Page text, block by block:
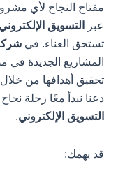
مفتاح النجاح لأي مشروع
عبرالتسويق الإلكتروني
تستحق العناء. فيشركة
المشاريع الجديدة في
تحقيق أهدافها من خلال
دعنا نبدأ معًا رحلة
التسويق الإلكتروني.
قد يهمك: